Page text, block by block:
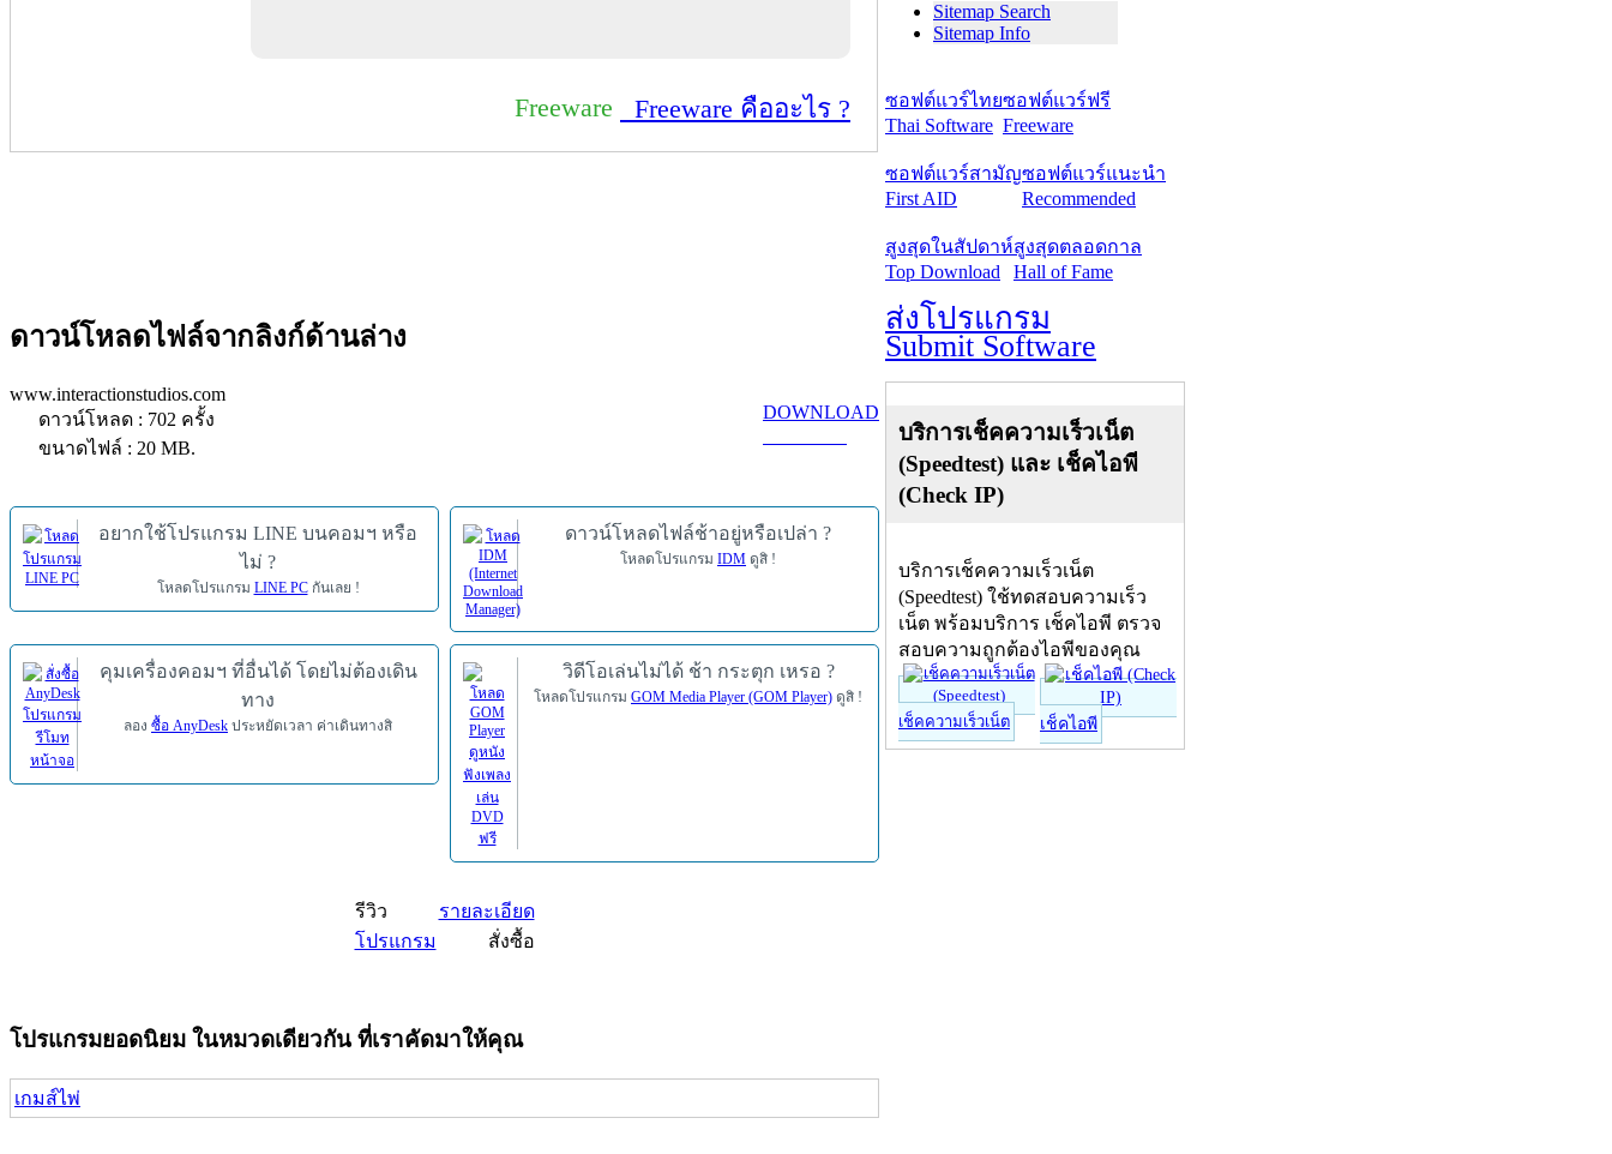
Freeware Freeware คืออะไร ?
ดาวน์โหลดไฟล์จากลิงก์ด้านล่าง
www.interactionstudios.com
ดาวน์โหลด : 702 ครั้ง
ขนาดไฟล์ : 20 MB.
DOWNLOAD
อยากใช้โปรแกรม LINE บนคอมฯ หรือ
ไม่ ?
โหลดโปรแกรม LINE PCกันเลย !
ดาวน์โหลดไฟล์ช้าอยู่หรือเปล่า ?
โหลดโปรแกรม IDM ดูสิ !
คุมเครื่องคอมฯ ที่อื่นได้ โดยไม่ต้องเดิน
ทาง
ลอง ซื้อ AnyDesk ประหยัดเวลา ค่าเดินทางสิ
วิดีโอเล่นไม่ได้ ช้า กระตุก เหรอ ?
โหลดโปรแกรม GOM Media Player (GOM Player) ดูสิ !
รีวิว
รายละเอียด
โปรแกรม
สั่งซื้อ
โปรแกรมยอดนิยม ในหมวดเดียวกัน ที่เราคัดมาให้คุณ
เกมส์ไพ่
Sitemap Search
Sitemap Info
ซอฟต์แวร์ไทย
Thai Software
ซอฟต์แวร์ฟรี
Freeware
ซอฟต์แวร์สามัญ
First AID
ซอฟต์แวร์แนะนำ
Recommended
สูงสุดในสัปดาห์
Top Download
สูงสุดตลอดกาล
Hall of Fame
ส่งโปรแกรม
Submit Software
บริการเช็คความเร็วเน็ต
(Speedtest) และ เช็คไอพี
(Check IP)
บริการเช็คความเร็วเน็ต
(Speedtest) ใช้ทดสอบความเร็ว
เน็ต พร้อมบริการ เช็คไอพี ตรวจ
สอบความถูกต้องไอพีของคุณ
เช็คความเร็วเน็ต เช็คไอพี